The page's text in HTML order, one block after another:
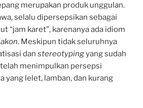
merupakan produk unggulan.
selalu dipersepsikan sebagai
“jam karet”, karenanya ada idiom
. Meskipun tidak seluruhnya
dan stereotypingyang sudah
menimpulkan persepsi
yang lelet, lamban, dan kurang